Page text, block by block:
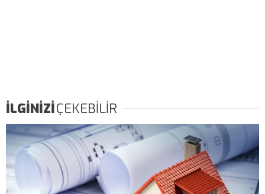
İLGİNİZİÇEKEBİLİR